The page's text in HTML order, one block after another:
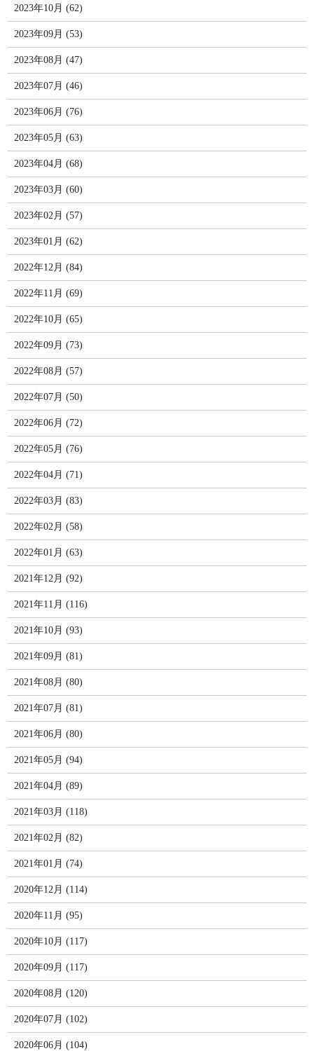
2023年10月 (62)
2023年09月 (53)
2023年08月 (47)
2023年07月 (46)
2023年06月 (76)
2023年05月 (63)
2023年04月 (68)
2023年03月 (60)
2023年02月 (57)
2023年01月 (62)
2022年12月 (84)
2022年11月 (69)
2022年10月 (65)
2022年09月 (73)
2022年08月 (57)
2022年07月 (50)
2022年06月 (72)
2022年05月 (76)
2022年04月 (71)
2022年03月 (83)
2022年02月 (58)
2022年01月 (63)
2021年12月 (92)
2021年11月 (116)
2021年10月 (93)
2021年09月 (81)
2021年08月 (80)
2021年07月 (81)
2021年06月 (80)
2021年05月 (94)
2021年04月 (89)
2021年03月 (118)
2021年02月 (82)
2021年01月 (74)
2020年12月 (114)
2020年11月 (95)
2020年10月 (117)
2020年09月 (117)
2020年08月 (120)
2020年07月 (102)
2020年06月 (104)